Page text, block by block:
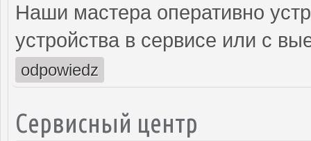
Наши мастера оперативно
устройства в сервисе или с
odpowiedz
Сервисный центр